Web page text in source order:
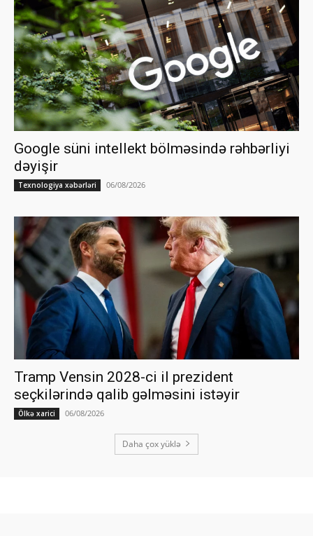
Google süni intellekt bölməsində rəhbərliyi
dəyişir
Texnologiya xəbərləri 06/08/2026
Tramp Vensin 2028-ci il prezident
seçkilərində qalib gəlməsini istəyir
Ölkə xarici 06/08/2026
Daha çox yüklə